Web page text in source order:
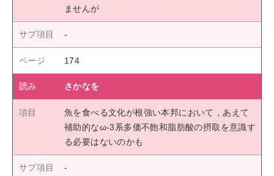
ませんが
174
さかなを
魚を食べる文化が根強い本邦において，あえて
補助的なω-3系多価不飽和脂肪酸の摂取を意識す
る必要はないのかも